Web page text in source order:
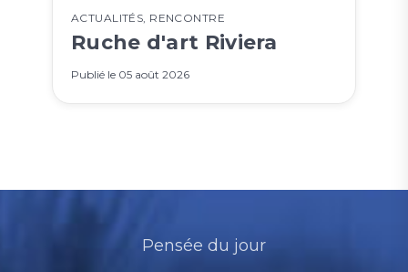
ACTUALITÉS RENCONTRE
Ruche d'art Riviera
Publié le 05 août 2026
Pensée du jour